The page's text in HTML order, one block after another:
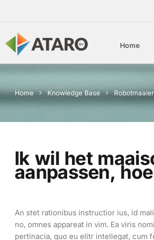
Home
Home Knowledge Base
Ik wil het
aanpassen,
An stet rationibus instructior ius, id
no, omnes appareat in vim. Ea viris
pertinacia, quo eu elitr intellegat, cum